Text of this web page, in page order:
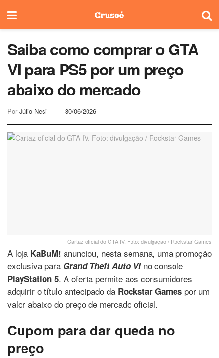
Saiba como comprar o GTA
VI para PS5 por um preço
abaixo do mercado
Por Júlio Nesi 30/06/2026
Cartaz oficial do GTA IV. Foto: divulgação / Rockstar Games
A loja KaBuM! anunciou, nesta semana, uma promoção
exclusiva para Grand Theft Auto VIno console
PlayStation 5. A oferta permite aos consumidores
adquirir o título antecipado da Rockstar Games por um
valor abaixo do preço de mercado oficial.
Cupom para dar queda no
preço